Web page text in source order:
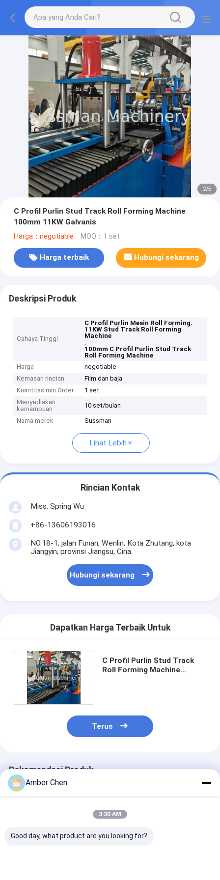
2/5
C Profil Purlin Stud Track Roll Forming Machine
100mm 11KW Galvanis
Harga：negotiable MOQ：1 set
Harga terbaik Hubungi sekarang
Deskripsi Produk
Cahaya Tinggi
C Profil Purlin Mesin Roll Forming,
11KW Stud Track Roll Forming
Machine
,
100mm C Profil Purlin Stud Track
Roll Forming Machine
Harga
negotiable
Kemasan rincian
Film dan baja
Kuantitas min Order
1 set
Menyediakan
kemampuan
10 set/bulan
Nama merek Sussman
Lihat Lebih
Rincian Kontak
Miss. Spring Wu
+86-13606193016
NO.18-1, jalan Funan, Wenlin, Kota Zhutang, kota
Jiangyin, provinsi Jiangsu, Cina.
Hubungi sekarang
Dapatkan Harga Terbaik Untuk
C Profil Purlin Stud Track
Roll Forming Machine
Terus
Rekomendasi Produk
Amber Chen
3:30 AM
Good day, what product are you looking for?